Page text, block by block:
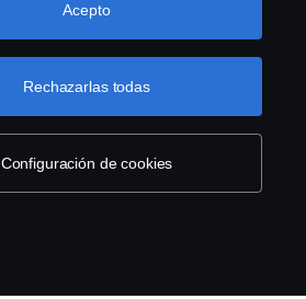
Configuración de cookies
Rechazarlas todas
Acepto